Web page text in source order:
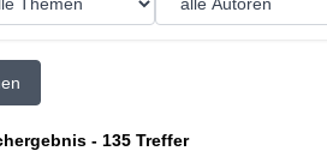
- 135 Treffer